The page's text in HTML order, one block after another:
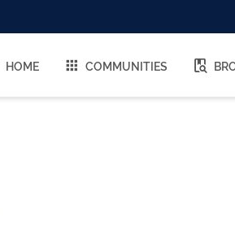
HOME COMMUNITIES